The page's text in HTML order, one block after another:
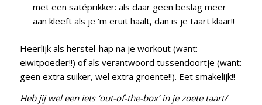
met een satéprikker: als daar geen beslag meer
aan kleeft als je ‘m eruit haalt, dan is je taart klaar!!
Heerlijk als herstel-hap na je workout (want:
eiwitpoeder!!) of als verantwoord tussendoortje (want:
geen extra suiker, wel extra groente!!). Eet smakelijk!!
Heb jij wel een iets ‘out-of-the-box’ in je zoete taart/